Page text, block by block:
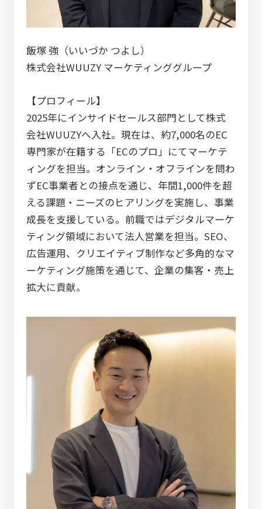
飯塚 強（いいづか つよし）
株式会社WUUZY マーケティンググループ
【プロフィール】
2025年にインサイドセールス部門として株式
会社WUUZYへ入社。現在は、約7,000名のEC
専門家が在籍する「ECのプロ」にてマーケテ
ィングを担当。オンライン・オフラインを問わ
ずEC事業者との接点を通じ、年間1,000件を超
える課題・ニーズのヒアリングを実施し、事業
成長を支援している。前職ではデジタルマーケ
ティング領域において法人営業を担当。SEO、
広告運用、クリエイティブ制作など多角的なマ
ーケティング施策を通じて、企業の集客・売上
拡大に貢献。